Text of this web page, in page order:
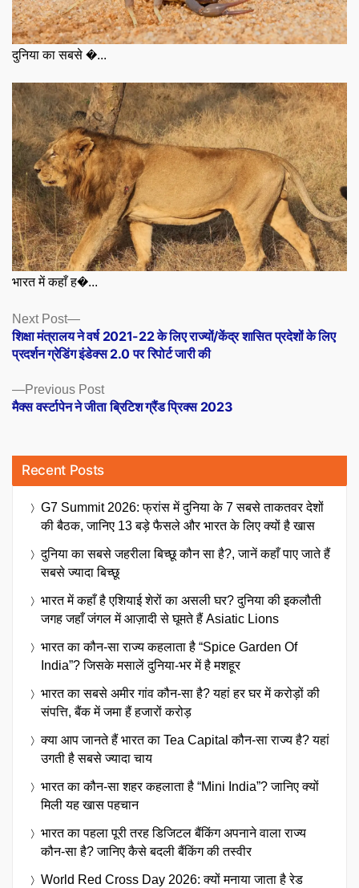
दुनिया का सबसे �...
भारत में कहाँ ह�...
Posts
navigation
Previous PostPrevious
post:
मैक्स वर्स्टापेन ने जीता ब्रिटिश ग्रैंड प्रिक्स 2023
Next Post
Next
post:
शिक्षा मंत्रालय ने वर्ष 2021-22 के लिए राज्यों/केंद्र शासित प्रदेशों के लिए
प्रदर्शन ग्रेडिंग इंडेक्स 2.0 पर रिपोर्ट जारी की
Recent Posts
G7 Summit 2026: फ्रांस में दुनिया के 7 सबसे ताकतवर देशों
की बैठक, जानिए 13 बड़े फैसले और भारत के लिए क्यों है खास
दुनिया का सबसे जहरीला बिच्छू कौन सा है?, जानें कहाँ पाए जाते हैं
सबसे ज्यादा बिच्छू
भारत में कहाँ है एशियाई शेरों का असली घर? दुनिया की इकलौती
जगह जहाँ जंगल में आज़ादी से घूमते हैं Asiatic Lions
भारत का कौन-सा राज्य कहलाता है “Spice Garden Of
India”? जिसके मसालें दुनिया-भर में है मशहूर
भारत का सबसे अमीर गांव कौन-सा है? यहां हर घर में करोड़ों की
संपत्ति, बैंक में जमा हैं हजारों करोड़
क्या आप जानते हैं भारत का Tea Capital कौन-सा राज्य है? यहां
उगती है सबसे ज्यादा चाय
भारत का कौन-सा शहर कहलाता है “Mini India”? जानिए क्यों
मिली यह खास पहचान
भारत का पहला पूरी तरह डिजिटल बैंकिंग अपनाने वाला राज्य
कौन-सा है? जानिए कैसे बदली बैंकिंग की तस्वीर
World Red Cross Day 2026: क्यों मनाया जाता है रेड